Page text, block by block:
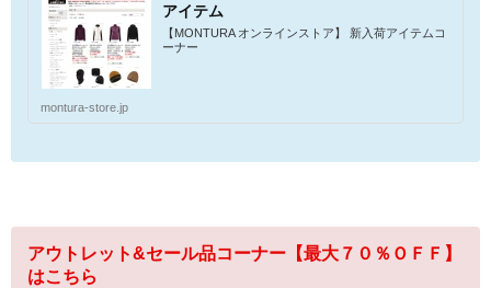
アイテム
【MONTURA オンラインストア】 新入荷アイテムコ
ーナー
montura-store.jp
アウトレット&セール品コーナー【最大７０％ＯＦＦ】
はこちら